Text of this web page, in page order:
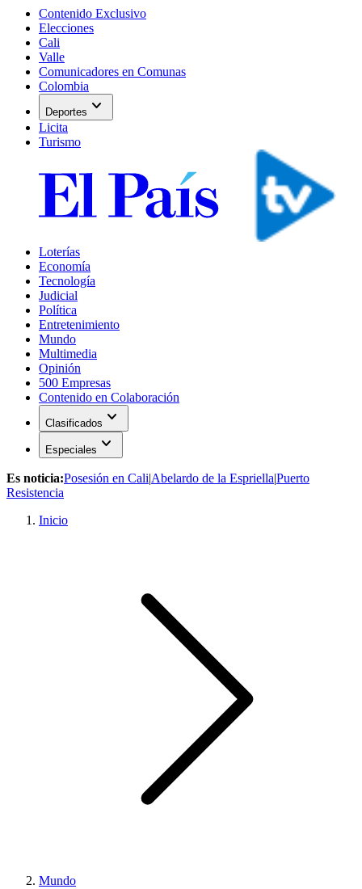
Contenido Exclusivo
Elecciones
Cali
Valle
Comunicadores en Comunas
Colombia
Deportes expand_more
Licita
Turismo
Loterías
Economía
Tecnología
Judicial
Política
Entretenimiento
Mundo
Multimedia
Opinión
500 Empresas
Contenido en Colaboración
Clasificados expand_more
Especiales expand_more
Es noticia:Posesión en Cali|Abelardo de la Espriella|Puerto
Resistencia
Inicio
Mundo